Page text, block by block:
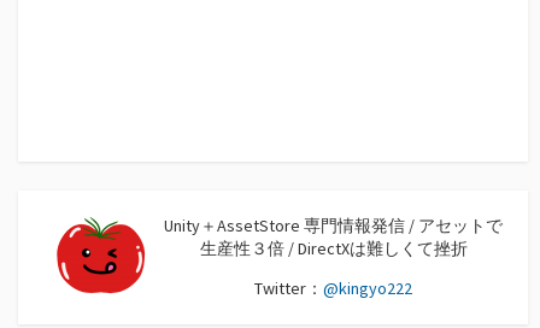
Unity＋AssetStore 専門情報発信 / アセットで
生産性３倍 / DirectXは難しくて挫折
Twitter： @kingyo222